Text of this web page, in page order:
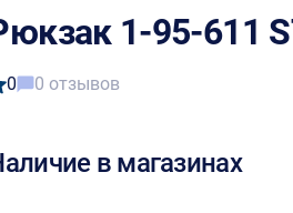
1-95-611
0 0 отзывов
в магазинах